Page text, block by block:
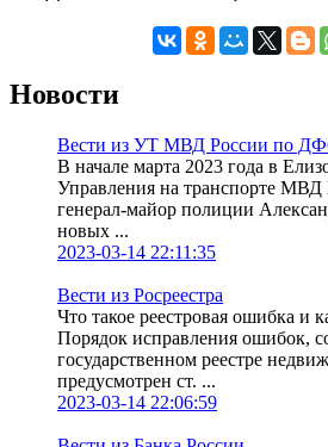
Новости
Вести из УТ МВД России по
В начале марта 2023 года в
Управления на транспорте
генерал-майор полиции
новых ...
2023-03-14 22:11:35
Вести из Росреестра
Что такое реестровая ошибка и
Порядок исправления ошибок,
государственном реестре
предусмотрен ст. ...
2023-03-14 22:06:59